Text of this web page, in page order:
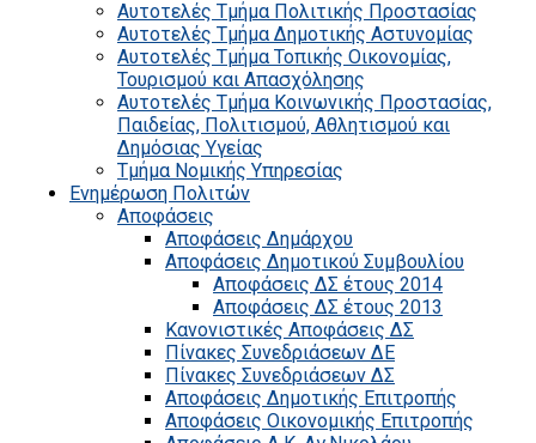
Αυτοτελές Τμήμα Πολιτικής Προστασίας
Αυτοτελές Τμήμα Δημοτικής Αστυνομίας
Αυτοτελές Τμήμα Τοπικής Οικονομίας,
Τουρισμού και Απασχόλησης
Αυτοτελές Τμήμα Κοινωνικής Προστασίας,
Παιδείας, Πολιτισμού, Αθλητισμού και
Δημόσιας Υγείας
Τμήμα Νομικής Υπηρεσίας
Ενημέρωση Πολιτών
Αποφάσεις
Αποφάσεις Δημάρχου
Αποφάσεις Δημοτικού Συμβουλίου
Αποφάσεις ΔΣ έτους 2014
Αποφάσεις ΔΣ έτους 2013
Κανονιστικές Αποφάσεις ΔΣ
Πίνακες Συνεδριάσεων ΔΕ
Πίνακες Συνεδριάσεων ΔΣ
Αποφάσεις Δημοτικής Επιτροπής
Αποφάσεις Οικονομικής Επιτροπής